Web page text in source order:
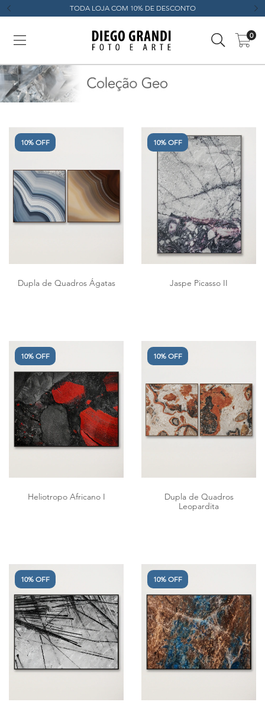
TODA LOJA COM 10% DE DESCONTO
0
10% OFF
Dupla de Quadros Ágatas
10% OFF
Jaspe Picasso II
10% OFF
Heliotropo Africano I
10% OFF
Dupla de Quadros
Leopardita
10% OFF 10% OFF